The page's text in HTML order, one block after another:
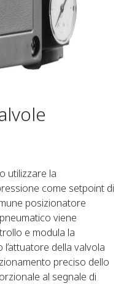
utilizzare la
come setpoint di
posizionatore
viene
e modula la
della valvola
preciso dello
al segnale di